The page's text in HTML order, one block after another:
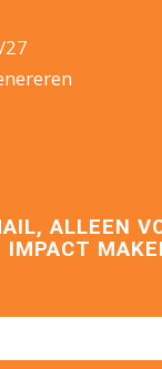
27
ALLEEN
IMPACT